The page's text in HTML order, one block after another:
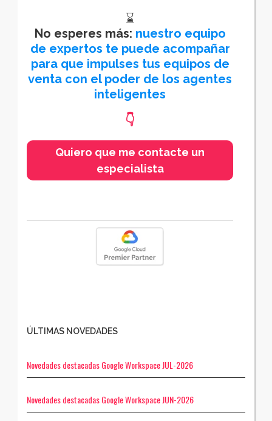
⌛
No esperes más: nuestro equipo
de expertos te puede acompañar
para que impulses tus equipos de
venta con el poder de los agentes
inteligentes
👇
Quiero que me contacte un
especialista
ÚLTIMAS NOVEDADES
Novedades destacadas Google Workspace JUL-2026
Novedades destacadas Google Workspace JUN-2026